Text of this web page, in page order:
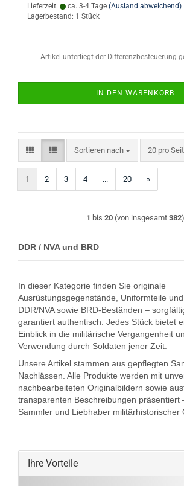
Lieferzeit:
ca. 3-4 Tage (Ausland abweichend)
Lagerbestand: 1 Stück
Artikel unterliegt der Differenzbesteuerung
IN DEN WARENKORB
Sortieren nach
Sortieren nach 20 pro
pro Seite
1 2 3 4 ... 20 »
1 bis 20(von insgesamt 382)
DDR / NVA und BRD
In dieser Kategorie finden Sie originale
Ausrüstungsgegenstände, Uniformteile
DDR/NVA sowie BRD-Beständen –
garantiert authentisch. Jedes Stück bietet
Einblick in die militärische Vergangenheit
Verwendung durch Soldaten jener Zeit.
Unsere Artikel stammen aus gepflegten
Nachlässen. Alle Produkte werden mit
nachbearbeiteten Originalbildern sowie
transparenten Beschreibungen präsentiert
Sammler und Liebhaber militärhistorischer
Ihre Vorteile